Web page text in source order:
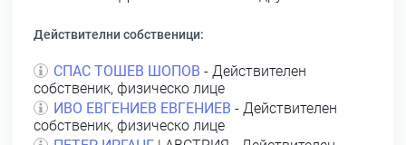
Действителни собственици:
СПАС ТОШЕВ ШОПОВ - Действителен
собственик, физическо лице
ИВО ЕВГЕНИЕВ ЕВГЕНИЕВ - Действителен
собственик, физическо лице